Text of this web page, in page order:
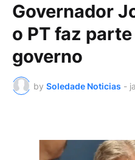
Governador
o PT faz
governo
by Soledade Noticias -